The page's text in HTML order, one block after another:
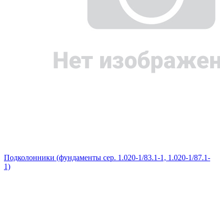
Подколонники (фундаменты сер. 1.020-1/83.1-1, 1.020-1/87.1-
1)